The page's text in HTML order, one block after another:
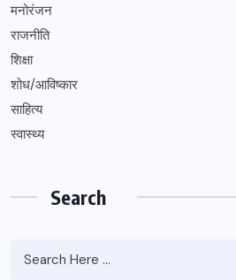
मनोरंजन
राजनीति
शिक्षा
शोध/आविष्कार
साहित्य
स्वास्थ्य
Search